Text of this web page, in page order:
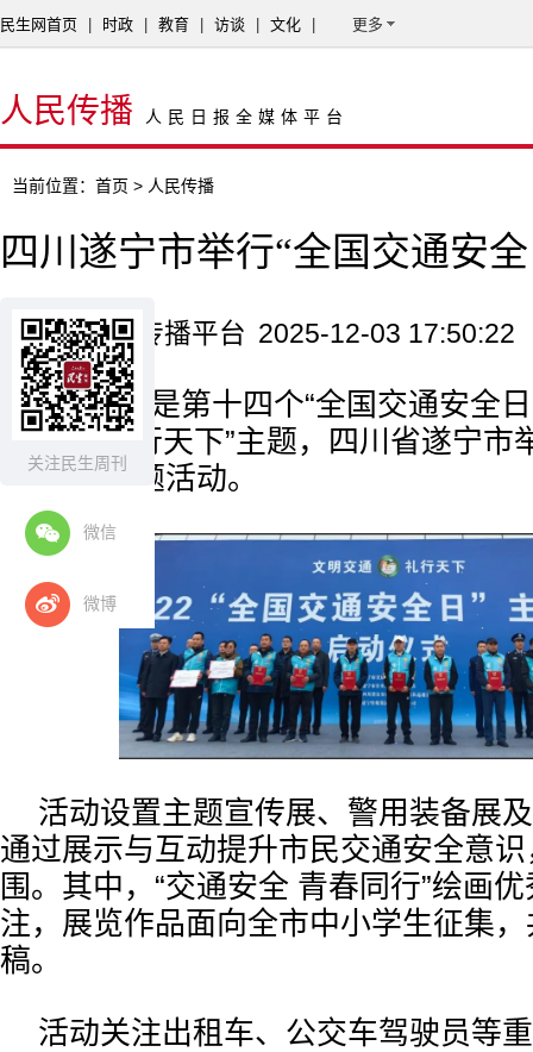
关注民生周刊
微信
微博
民生网首页 时政 教育 访谈 文化 更多
人民传播 人民日报全媒体平台
当前位置： 首页 > 人民传播
四川遂宁市举行“全国交通安
来源：人民传播平台 2025-12-03 17:50:22
12月2日是第十四个“全国交通安全
明交通 礼行天下”主题，四川省遂宁市
安全日”主题活动。
活动设置主题宣传展、警用装备展
通过展示与互动提升市民交通安全意
围。其中，“交通安全 青春同行”绘画
注，展览作品面向全市中小学生征集
稿。
活动关注出租车、公交车驾驶员等